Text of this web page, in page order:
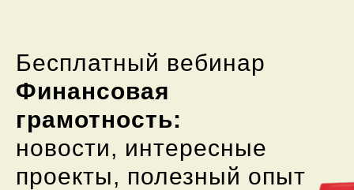
Бесплатный вебинар
Финансовая
грамотность:
новости, интересные
проекты, полезный опыт